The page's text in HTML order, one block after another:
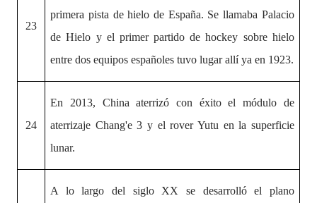
23
primera pista de hielo de España. Se llamaba Palacio
de Hielo y el primer partido de hockey sobre hielo
entre dos equipos españoles tuvo lugar allí ya en 1923.
24
En 2013, China aterrizó con éxito el módulo de
aterrizaje Chang'e 3 y el rover Yutu en la superficie
lunar.
A lo largo del siglo XX se desarrolló el plano